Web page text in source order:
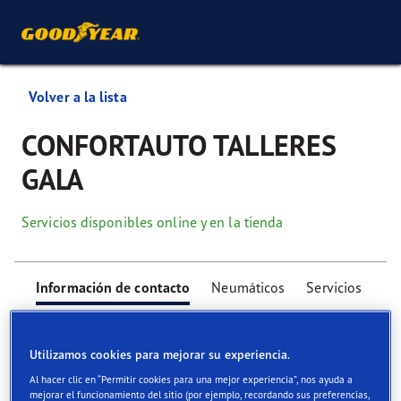
Volver a la lista
CONFORTAUTO TALLERES
GALA
Servicios disponibles online y en la tienda
Información de contacto Neumáticos Servicios
Utilizamos cookies para mejorar su experiencia.
Al hacer clic en “Permitir cookies para una mejor experiencia”, nos ayuda a
mejorar el funcionamiento del sitio (por ejemplo, recordando sus preferencias,